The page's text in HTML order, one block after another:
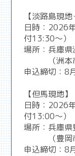
【淡路島現
日時：2026
付13:30～）
場所：兵庫
（洲本市
申込締切：8
【但馬現地】
日時：2026
付13:00～）
場所：兵庫
（豊岡市
申込締切：8